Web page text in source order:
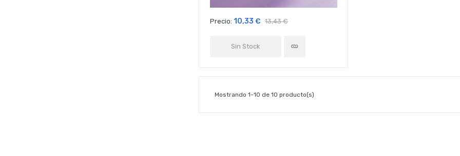
Precio: 10,33 € 13,43 €
Sin Stock
Mostrando 1-10 de 10 producto(s)